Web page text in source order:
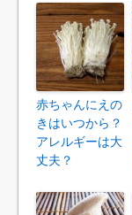
赤ちゃんにえの
きはいつから？
アレルギーは大
丈夫？